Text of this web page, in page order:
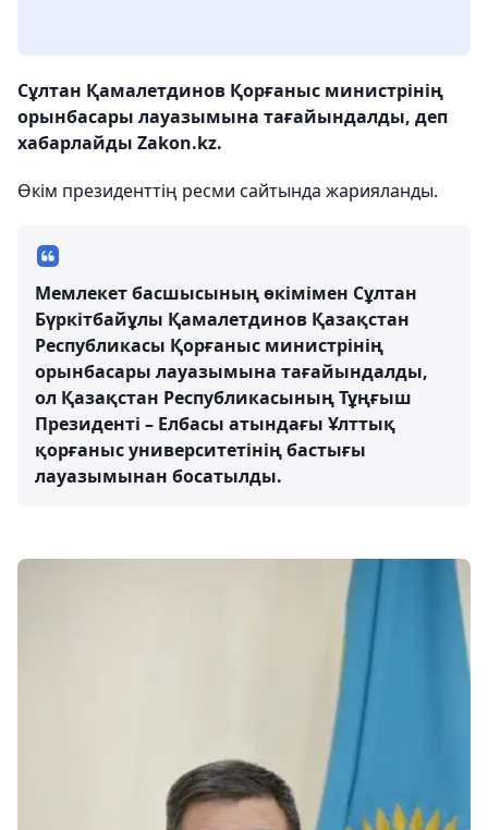
Сұлтан Қамалетдинов Қорғаныс министрінің
орынбасары лауазымына тағайындалды, деп
хабарлайды Zakon.kz.
Өкім президенттің ресми сайтында жарияланды.
Мемлекет басшысының өкімімен Сұлтан
Бүркітбайұлы Қамалетдинов Қазақстан
Республикасы Қорғаныс министрінің
орынбасары лауазымына тағайындалды,
ол Қазақстан Республикасының Тұңғыш
Президенті – Елбасы атындағы Ұлттық
қорғаныс университетінің бастығы
лауазымынан босатылды.